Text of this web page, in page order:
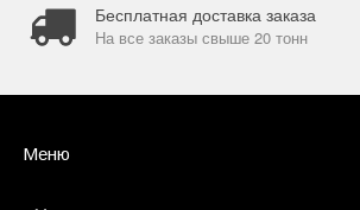
Бесплатная доставка заказа
На все заказы свыше 20 тонн
Меню